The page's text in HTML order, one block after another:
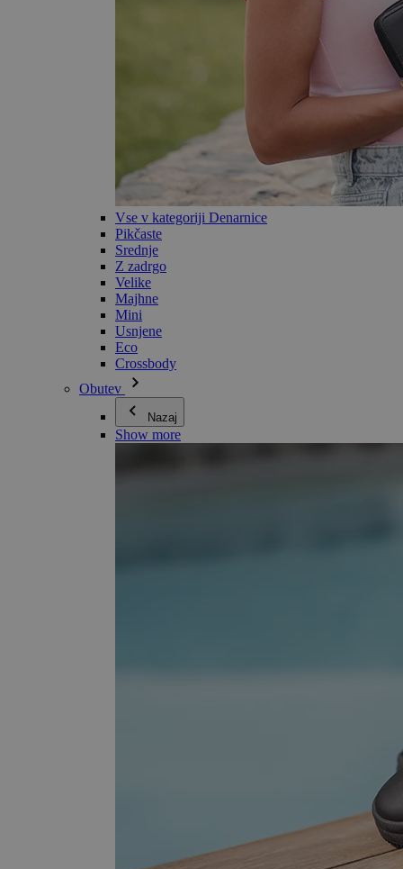
Vse v kategoriji Denarnice
Pikčaste
Srednje
Z zadrgo
Velike
Majhne
Mini
Usnjene
Eco
Crossbody
Obutev
Nazaj
Show more